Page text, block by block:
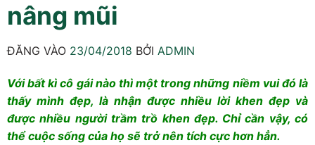
nâng mũi
ĐĂNG VÀO 23/04/2018 BỞI ADMIN
Với bất kì cô gái nào thì một trong những niềm vui đó là
thấy mình đẹp, là nhận được nhiều lời khen đẹp và
được nhiều người trầm trồ khen đẹp. Chỉ cần vậy, có
thể cuộc sống của họ sẽ trở nên tích cực hơn hẳn.